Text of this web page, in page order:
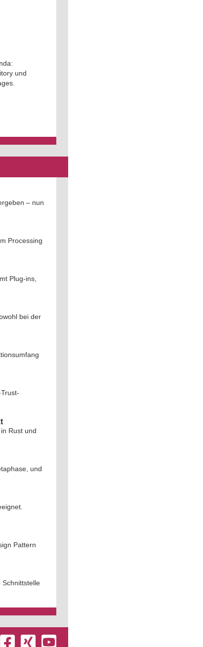
und
– nun
Processing
Plug-ins,
bei der
Rust und
und
Pattern
Schnittstelle